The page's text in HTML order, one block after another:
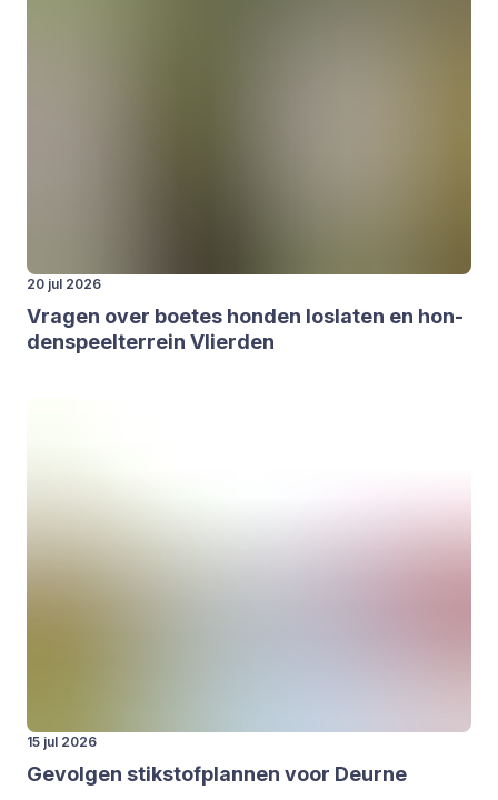
20 jul 2026
Vra­gen over boe­tes hon­den los­la­ten en hon­
den­speel­ter­rein Vlier­den
15 jul 2026
Gevol­gen stik­stof­plan­nen voor Deur­ne